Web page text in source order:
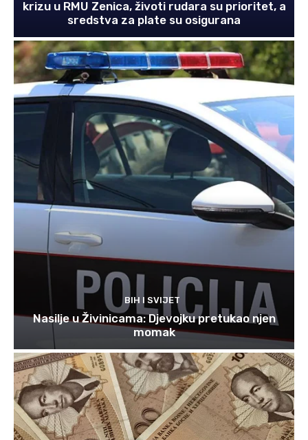
krizu u RMU Zenica, životi rudara su prioritet, a
sredstva za plate su osigurana
BIH I SVIJET
Nasilje u Živinicama: Djevojku pretukao njen
momak